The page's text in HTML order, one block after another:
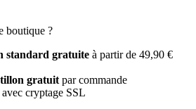
boutique ?
standard gratuite à partir de 49,90 €
gratuit par commande
avec cryptage SSL